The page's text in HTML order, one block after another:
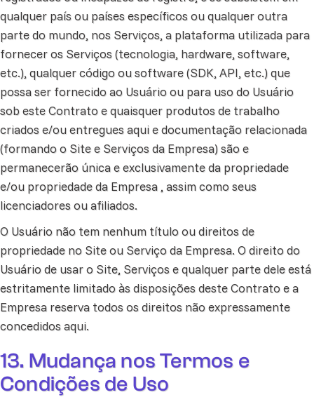
qualquer país ou países específicos ou qualquer outra
parte do mundo, nos Serviços, a plataforma utilizada para
fornecer os Serviços (tecnologia, hardware, software,
etc.), qualquer código ou software (SDK, API, etc.) que
possa ser fornecido ao Usuário ou para uso do Usuário
sob este Contrato e quaisquer produtos de trabalho
criados e/ou entregues aqui e documentação relacionada
(formando o Site e Serviços da Empresa) são e
permanecerão única e exclusivamente da propriedade
e/ou propriedade da Empresa , assim como seus
licenciadores ou afiliados.
O Usuário não tem nenhum título ou direitos de
propriedade no Site ou Serviço da Empresa. O direito do
Usuário de usar o Site, Serviços e qualquer parte dele está
estritamente limitado às disposições deste Contrato e a
Empresa reserva todos os direitos não expressamente
concedidos aqui.
13. Mudança nos Termos e
Condições de Uso